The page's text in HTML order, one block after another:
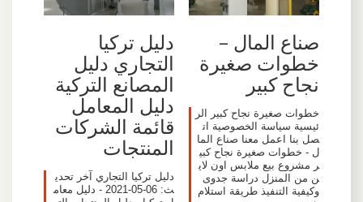
صناع المال –
خطوات صغيرة
نجاح كبير
خطوات صغيرة نجاح كبير الر
ئيسية سياسة الخصوصية ات
صل بنا اعمل معنا صناع الما
ل - خطوات صغيرة نجاح كبي
ر مشروع بيع ملابس اون لاي
ن من المنزل دراسة جدوى
وكيفية التنفيذ طريقة استلام
دليل تركيا
التجاري دليل
المصانع التركية
دليل المعامل
قائمة الشركات
المنتجات
دليل تركيا التجاري آخر تحدي
ث: 06-05-2021 - دليل معام